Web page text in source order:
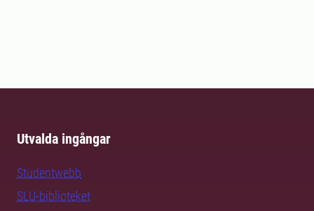
Utvalda ingångar
Studentwebb
SLU-biblioteket